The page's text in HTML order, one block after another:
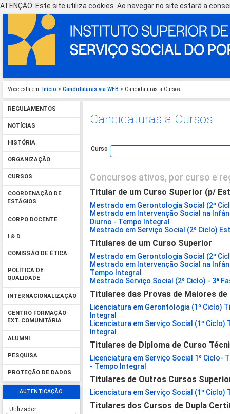
ATENÇÃO: Este site utiliza cookies. Ao navegar no site estará a
Você está em: Início > Candidaturas via WEB > Candidaturas a Cursos
REGULAMENTOS
NOTÍCIAS
HISTÓRIA
ORGANIZAÇÃO
CURSOS
COORDENAÇÃO DE
ESTÁGIOS
CORPO DOCENTE
I & D
COMISSÃO DE ÉTICA
POLÍTICA DE
QUALIDADE
INTERNACIONALIZAÇÃO
CENTRO FORMAÇÃO
EXT. COMUNITÁRIA
ALUMNI
PESQUISA
PROTEÇÃO DE DADOS
AUTENTICAÇÃO
Utilizador
Candidaturas a Cursos
Curso
Concursos ativos, por curso e
Titular de um Curso Superior (p/
Mestrado em Gerontologia Social (2º
Mestrado em Intervenção Social na
Diurno - Tempo Integral
Mestrado em Serviço Social (2º Ciclo)
Titulares de um Curso Superior
Mestrado em Gerontologia Social (2º
Mestrado em Intervenção Social na
Tempo Integral
Mestrado Serviço Social (2º Ciclo) - 3ª
Titulares das Provas de Maiores de
Licenciatura em Gerontologia (1º Ciclo)
Integral
Licenciatura em Serviço Social (1º
Integral
Titulares de Diploma de Curso
Licenciatura em Serviço Social 1º Ciclo-
- Tempo Integral
Titulares de Outros Cursos
Licenciatura em Serviço Social (1º
Titulares dos Cursos de Dupla